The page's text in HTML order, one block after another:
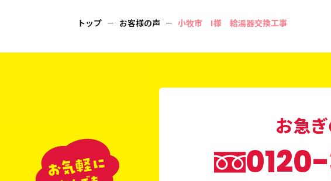
トップ お客様の声 小牧市 I様 給湯器交換工事
お急